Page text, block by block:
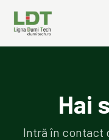
Hai
Intră în contact